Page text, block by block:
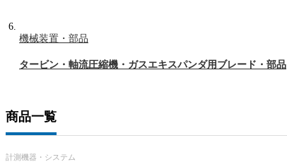
機械装置・部品
タービン・軸流圧縮機・ガスエキスパンダ用ブレード・部品
商品一覧
計測機器・システム